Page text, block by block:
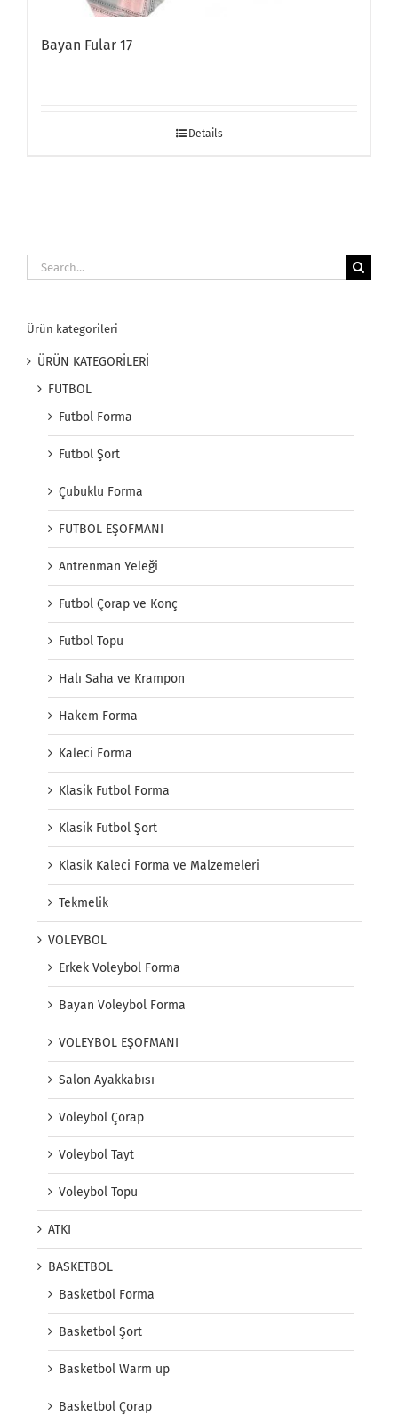
Bayan Fular 17
Details
Search
for:
Ürün kategorileri
ÜRÜN KATEGORİLERİ
FUTBOL
Futbol Forma
Futbol Şort
Çubuklu Forma
FUTBOL EŞOFMANI
Antrenman Yeleği
Futbol Çorap ve Konç
Futbol Topu
Halı Saha ve Krampon
Hakem Forma
Kaleci Forma
Klasik Futbol Forma
Klasik Futbol Şort
Klasik Kaleci Forma ve Malzemeleri
Tekmelik
VOLEYBOL
Erkek Voleybol Forma
Bayan Voleybol Forma
VOLEYBOL EŞOFMANI
Salon Ayakkabısı
Voleybol Çorap
Voleybol Tayt
Voleybol Topu
ATKI
BASKETBOL
Basketbol Forma
Basketbol Şort
Basketbol Warm up
Basketbol Çorap